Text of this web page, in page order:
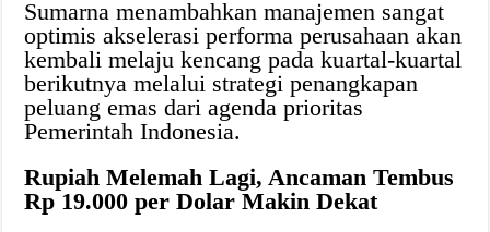
Sumarna menambahkan manajemen sangat
optimis akselerasi performa perusahaan akan
kembali melaju kencang pada kuartal-kuartal
berikutnya melalui strategi penangkapan
peluang emas dari agenda prioritas
Pemerintah Indonesia.
Rupiah Melemah Lagi, Ancaman Tembus
Rp 19.000 per Dolar Makin Dekat